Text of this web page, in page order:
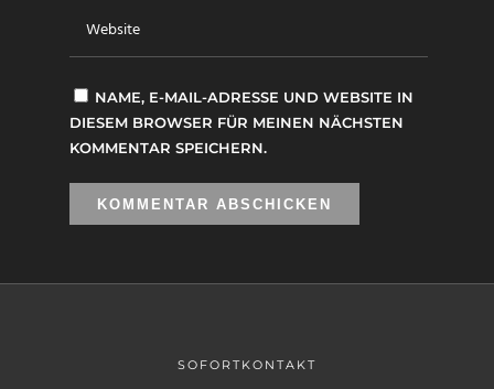
NAME, E-MAIL-ADRESSE UND WEBSITE IN
DIESEM BROWSER FÜR MEINEN NÄCHSTEN
KOMMENTAR SPEICHERN.
SOFORTKONTAKT